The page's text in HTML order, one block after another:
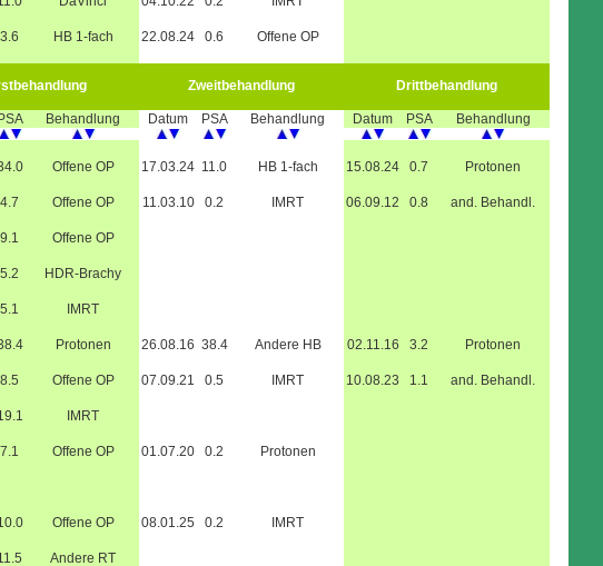
3.6 HB 1-fach 22.08.24 0.6 Offene OP
Zweitbehandlung Drittbehandlung
PSA Behandlung Datum PSA Behandlung Datum PSA Behandlung
Offene OP 17.03.24 11.0 HB 1-fach 15.08.24 0.7 Protonen
4.7 Offene OP 11.03.10 0.2 IMRT 06.09.12 0.8 and. Behandl.
9.1 Offene OP
5.2 HDR-Brachy
5.1 IMRT
Protonen 26.08.16 38.4 Andere HB 02.11.16 3.2 Protonen
8.5 Offene OP 07.09.21 0.5 IMRT 10.08.23 1.1 and. Behandl.
IMRT
7.1 Offene OP 01.07.20 0.2 Protonen
Offene OP 08.01.25 0.2 IMRT
Andere RT